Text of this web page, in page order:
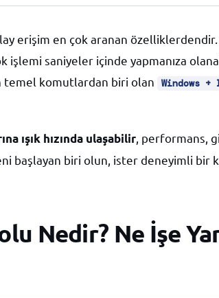
erişim en çok aranan
işlemi saniyeler içinde yapmanıza
temel komutlardan biri olan
Windows +
ışık hızında ulaşabilir, performans,
biri olun, ister deneyimli bir
Nedir? Ne İşe